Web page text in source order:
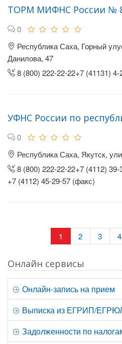
ТОРМ МИФНС России №
0
Республика Саха, Горный
Данилова, 47
8 (800) 222-22-22+7 (41131) 4-
УФНС России по
0
Республика Саха, Якутск,
8 (800) 222-22-22+7 (4112)
+7 (4112) 45-29-57 (факс)
1 2 3 4
Онлайн сервисы
Онлайн-запись на прием
Выписка из ЕГРИП/
Задолженности по